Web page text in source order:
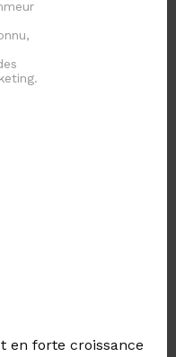
en forte croissance